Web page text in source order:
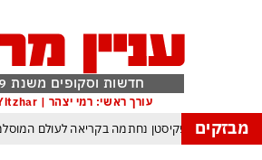
חדשות וסקופים משנת 1999
עורך ראשי: רמי יצהר | Rami Yitzhar
מבזקים
בן סלמן ופקיסטן נחתמה בקריאה לעולם